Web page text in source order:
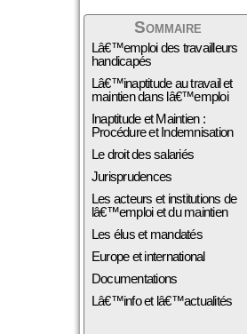
Sommaire
Lâ€™emploi des travailleurs
handicapés
Lâ€™inaptitude au travail et
maintien dans lâ€™emploi
Inaptitude et Maintien :
Procédure et Indemnisation
Le droit des salariés
Jurisprudences
Les acteurs et institutions de
lâ€™emploi et du maintien
Les élus et mandatés
Europe et international
Documentations
Lâ€™info et lâ€™actualités